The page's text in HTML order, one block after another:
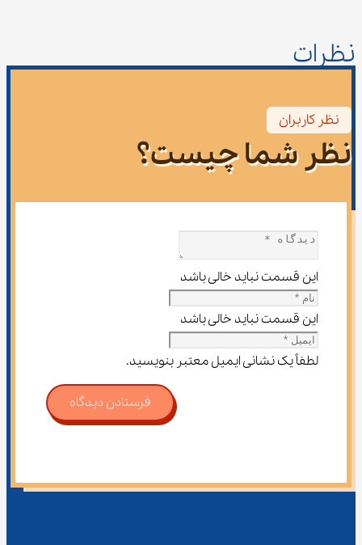
نظرات
نظر کاربران
نظر شما چیست؟
این قسمت نباید خالی باشد
این قسمت نباید خالی باشد
لطفاً یک نشانی ایمیل معتبر بنویسید.
فرستادن دیدگاه